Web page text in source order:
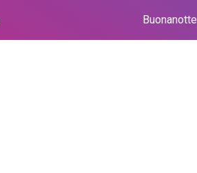
Buonanotte